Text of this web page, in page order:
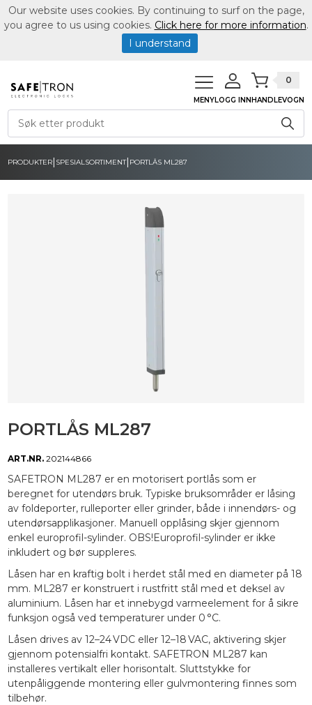
MENYLOGG INN
0
HANDLEVOGN
PRODUKTER| SPESIALSORTIMENT| PORTLÅS ML287
PORTLÅS ML287
ART.NR. 202144866
SAFETRON ML287 er en motorisert portlås som er
beregnet for utendørs bruk. Typiske bruksområder er låsing
av foldeporter, rulleporter eller grinder, både i innendørs- og
utendørsapplikasjoner. Manuell opplåsing skjer gjennom
enkel europrofil-sylinder. OBS!Europrofil-sylinder er ikke
inkludert og bør suppleres.
Låsen har en kraftig bolt i herdet stål med en diameter på 18
mm. ML287 er konstruert i rustfritt stål med et deksel av
aluminium. Låsen har et innebygd varmeelement for å sikre
funksjon også ved temperaturer under 0 °C.
Låsen drives av 12–24 VDC eller 12–18 VAC, aktivering skjer
gjennom potensialfri kontakt. SAFETRON ML287 kan
installeres vertikalt eller horisontalt. Sluttstykke for
utenpåliggende montering eller gulvmontering finnes som
tilbehør.
Our website uses cookies. By continuing to surf on the page,
you agree to us using cookies. Click here for more information.
I understand